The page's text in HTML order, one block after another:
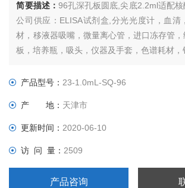
简要描述： 96孔深孔板圆底,尖底2.2ml适配
公司供应：ELISA试剂盒,分光光度计，血清
材，移液器吸嘴，微量离心管，进口冻存管
板，培养瓶，吸头，仪器及手套，色谱耗材，
产品型号：23-1.0mL-SQ-96
产 地： 天津市
更新时间：2020-06-10
访 问 量：2509
产品咨询